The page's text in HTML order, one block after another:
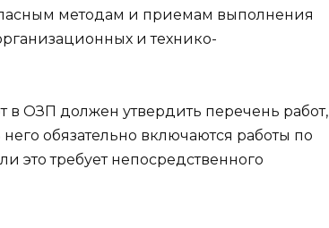
методам и приемам выполнения
и технико-
в ОЗП должен утвердить перечень работ,
обязательно включаются работы по
это требует непосредственного